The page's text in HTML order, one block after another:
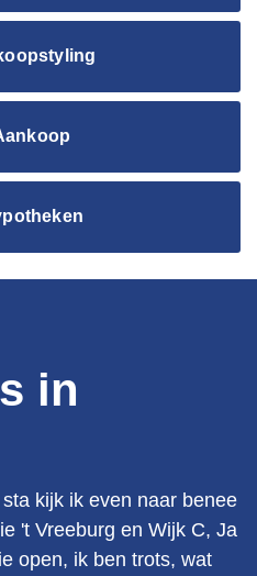
in
kijk ik even naar benee
't Vreeburg en Wijk C, Ja
open, ik ben trots, wat